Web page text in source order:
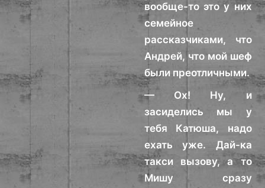
вообще-то это у них
семейное
рассказчиками, что
Андрей, что мой шеф
были преотличными.
— Ох! Ну, и
засиделись мы у
тебя Катюша, надо
ехать уже. Дай-ка
такси вызову, а то
Мишу сразу